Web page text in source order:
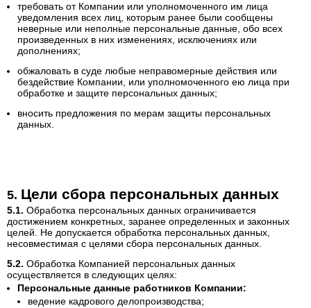
требовать от Компании или уполномоченного им лица
уведомления всех лиц, которым ранее были сообщены
неверные или неполные персональные данные, обо всех
произведенных в них изменениях, исключениях или
дополнениях;
обжаловать в суде любые неправомерные действия или
бездействие Компании, или уполномоченного ею лица при
обработке и защите персональных данных;
вносить предложения по мерам защиты персональных
данных.
Цели сбора персональных данных
Обработка персональных данных ограничивается
достижением конкретных, заранее определенных и законных
целей. Не допускается обработка персональных данных,
несовместимая с целями сбора персональных данных.
Обработка Компанией персональных данных
осуществляется в следующих целях:
Персональные данные работников Компании:
ведение кадрового делопроизводства;